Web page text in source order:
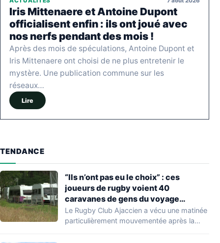
Iris Mittenaere et Antoine Dupont
officialisent enfin : ils ont joué avec
nos nerfs pendant des mois !
Après des mois de spéculations, Antoine Dupont et
Iris Mittenaere ont choisi de ne plus entretenir le
mystère. Une publication commune sur les
réseaux…
Lire
TENDANCE
“Ils n’ont pas eu le choix” : ces
joueurs de rugby voient 40
caravanes de gens du voyage
s’installer dans leur stade, ils les
délogent en moins d’1 heure
Le Rugby Club Ajaccien a vécu une matinée
particulièrement mouvementée après la